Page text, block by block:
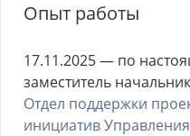
Опыт работы
17.11.2025 — по
заместитель
Отдел поддержки
инициатив